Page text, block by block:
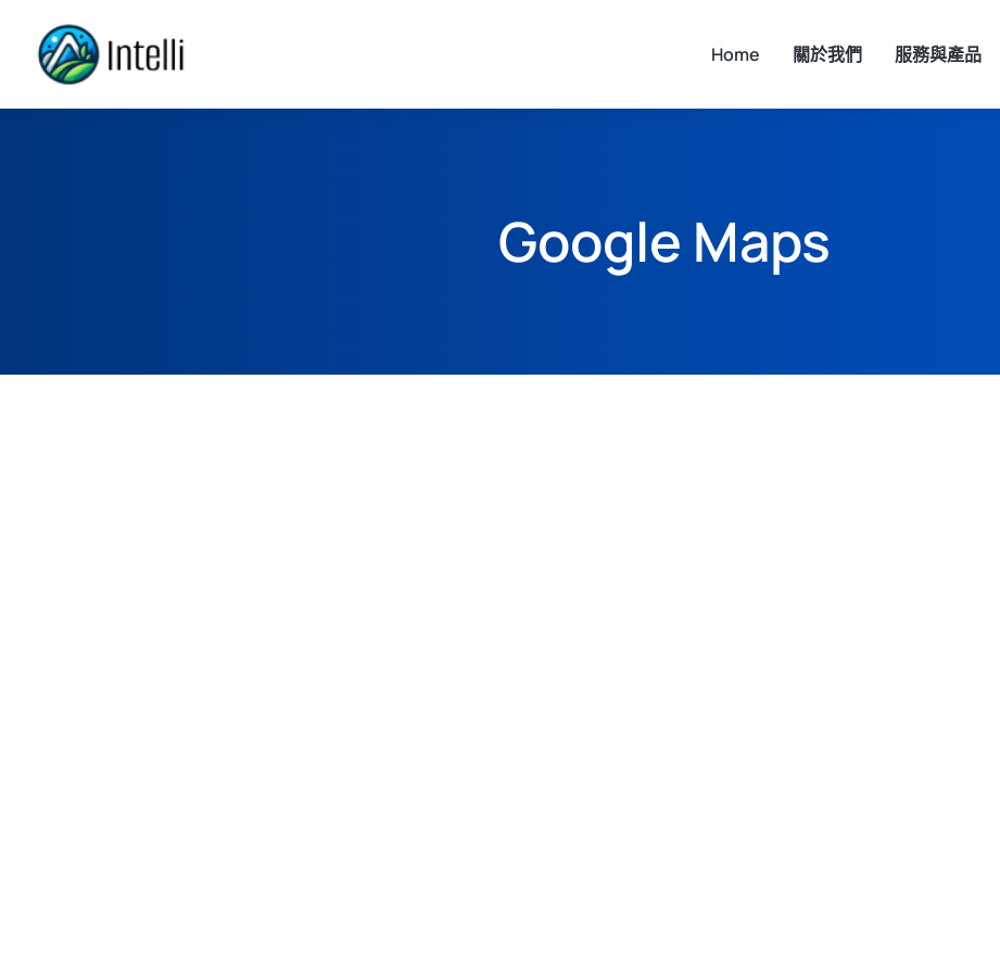
Home 關於我們 服務與產品
Google Maps